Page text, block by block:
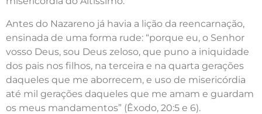
Antes do Nazareno já havia a lição da reencarnação,
ensinada de uma forma rude: “porque eu, o Senhor
vosso Deus, sou Deus zeloso, que puno a iniquidade
dos pais nos filhos, na terceira e na quarta gerações
daqueles que me aborrecem, e uso de misericórdia
até mil gerações daqueles que me amam e guardam
os meus mandamentos” (Êxodo, 20:5 e 6).